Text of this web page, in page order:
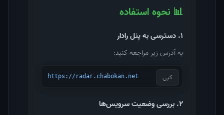
📊 نحوه استفاده
۱. دسترسی به پنل رادار
به آدرس زیر مراجعه کنید:
کپی https://radar.chabokan.net
۲. بررسی وضعیت سرویس‌ها